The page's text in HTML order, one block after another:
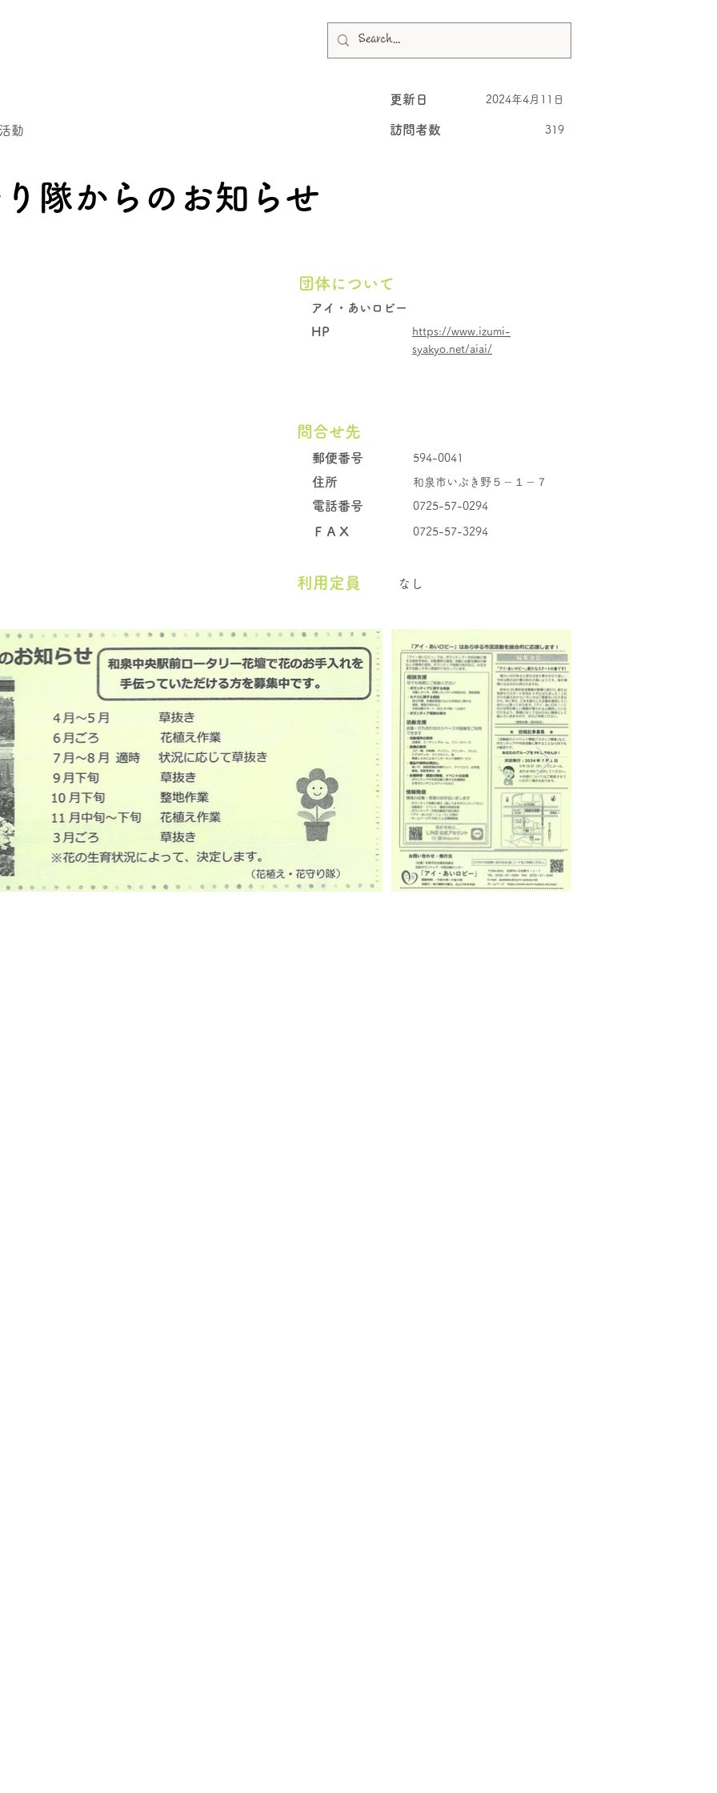
更新日 2024年4月11日
動 訪問者数 319
隊からのお知らせ
団体について
アイ・あいロビー
HP
https://www.izumi-
syakyo.net/aiai/
問合せ先
郵便番号 594-0041
住所 和泉市いぶき野５－１－７
電話番号 0725-57-0294
​ＦＡＸ 0725-57-3294
​利用定員 なし